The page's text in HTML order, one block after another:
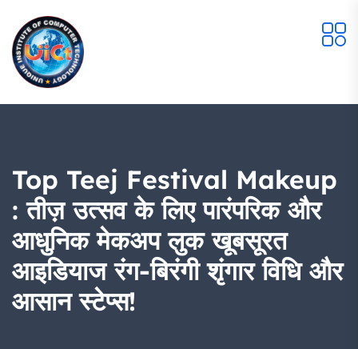
Top Teej Festival Makeup
: तीज़ उत्सव के लिए पारंपरिक और
आधुनिक मेकअप लुक खूबसूरत
आइडियाज रंग-बिरंगी शृंगार विधि और
आसान स्टेप्स!